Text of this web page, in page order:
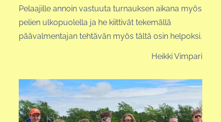
Pelaajille annoin vastuuta turnauksen aikana myös
pelien ulkopuolella ja he kiittivät tekemällä
päävalmentajan tehtävän myös tältä osin helpoksi.
Heikki Vimpari